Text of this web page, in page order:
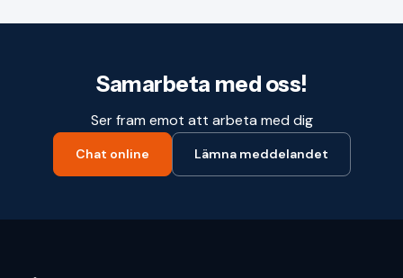
Samarbeta med oss!
Ser fram emot att arbeta med dig
Chat online Lämna meddelandet